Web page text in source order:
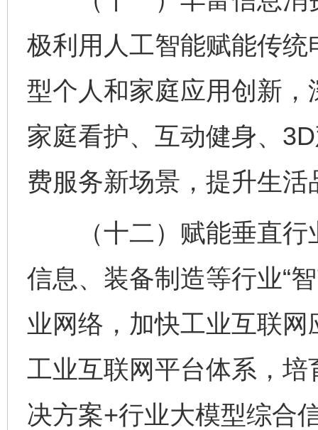
极利用人工智能赋能传
型个人和家庭应用创新
家庭看护、互动健身、
费服务新场景，提升生活
（十二）赋能垂直行
信息、装备制造等行业“
业网络，加快工业互联
工业互联网平台体系，
决方案+行业大模型综合